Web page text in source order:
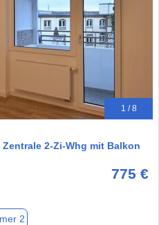
1 / 8
Zentrale 2-Zi-Whg mit Balkon
775 €
2